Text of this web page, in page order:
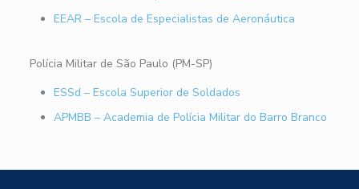
EEAR – Escola de Especialistas de Aeronáutica
Polícia Militar de São Paulo (PM-SP)
ESSd – Escola Superior de Soldados
APMBB – Academia de Polícia Militar do Barro Branco